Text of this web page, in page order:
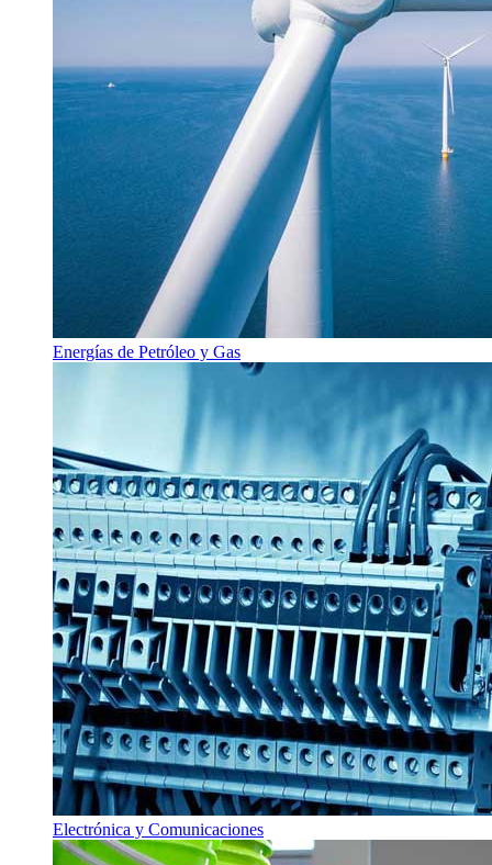
Energías de Petróleo y Gas
Electrónica y Comunicaciones